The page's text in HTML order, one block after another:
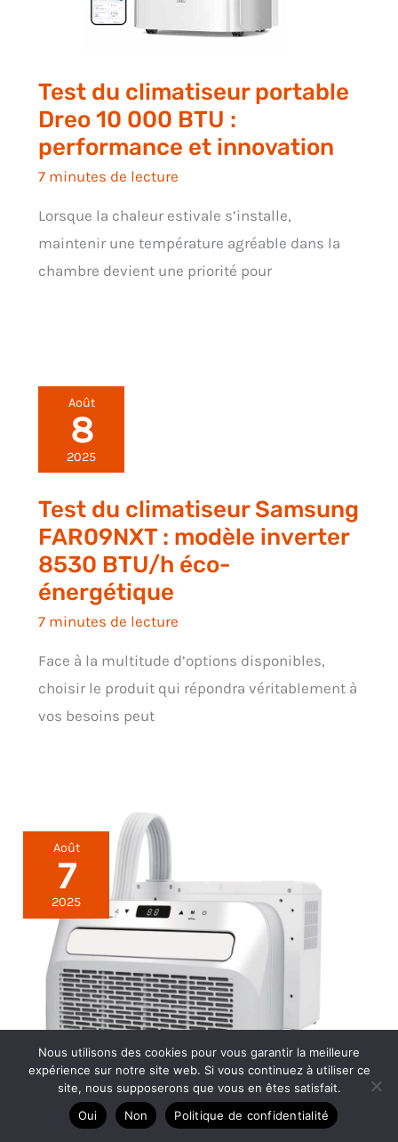
Test du climatiseur portable
Dreo 10 000 BTU :
performance et innovation
7 minutes de lecture
Lorsque la chaleur estivale s’installe,
maintenir une température agréable dans la
chambre devient une priorité pour
Août
8
2025
Test du climatiseur Samsung
FAR09NXT : modèle inverter
8530 BTU/h éco-
énergétique
7 minutes de lecture
Face à la multitude d’options disponibles,
choisir le produit qui répondra véritablement à
vos besoins peut
Août
7
2025
Test du climatiseur console
Nous utilisons des cookies pour vous garantir la meilleure
expérience sur notre site web. Si vous continuez à utiliser ce
site, nous supposerons que vous en êtes satisfait.
Oui
Non Politique de confidentialité